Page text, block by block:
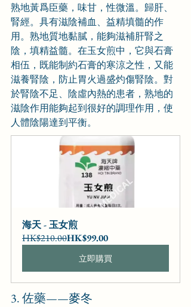
熟地黃爲臣藥，味甘，性微溫。歸肝、
腎經。具有滋陰補血、益精填髓的作
用。熟地質地黏膩，能夠滋補肝腎之
陰，填精益髓。在玉女煎中，它與石膏
相伍，既能制約石膏的寒涼之性，又能
滋養腎陰，防止胃火過盛灼傷腎陰。對
於腎陰不足、陰虛內熱的患者，熟地的
滋陰作用能夠起到很好的調理作用，使
人體陰陽達到平衡。
海天 - 玉女煎
HK$210.00HK$99.00
立即購買
3. 佐藥——麥冬